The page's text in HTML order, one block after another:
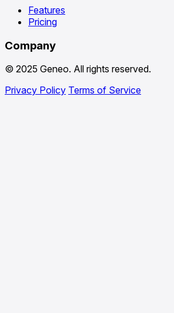
Features
Pricing
Company
© 2025 Geneo. All rights reserved.
Privacy Policy Terms of Service